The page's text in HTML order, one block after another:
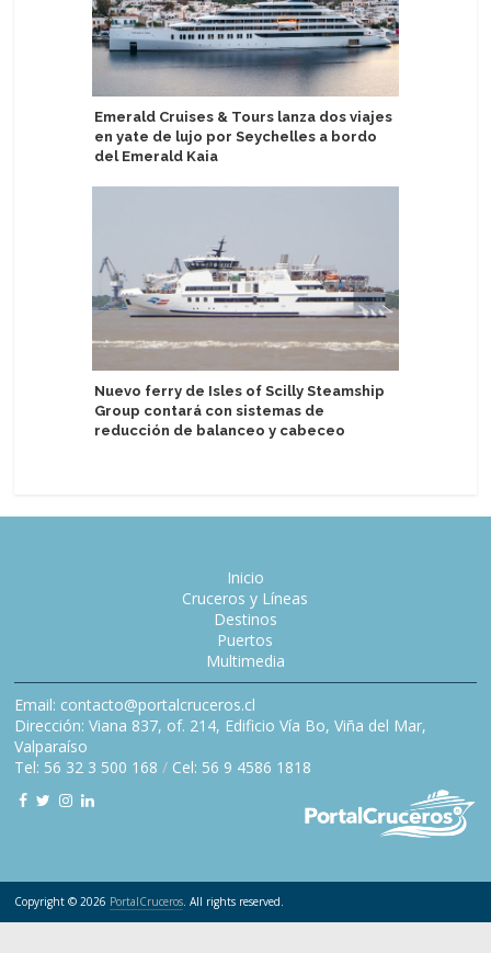
Emerald Cruises & Tours lanza dos viajes
en yate de lujo por Seychelles a bordo
del Emerald Kaia
Nuevo ferry de Isles of Scilly Steamship
Group contará con sistemas de
reducción de balanceo y cabeceo
Inicio
Cruceros y Líneas
Destinos
Puertos
Multimedia
Email: contacto@portalcruceros.cl
Dirección: Viana 837, of. 214, Edificio Vía Bo, Viña del Mar,
Valparaíso
Tel: 56 32 3 500 168 / Cel: 56 9 4586 1818
Copyright © 2026 PortalCruceros. All rights reserved.